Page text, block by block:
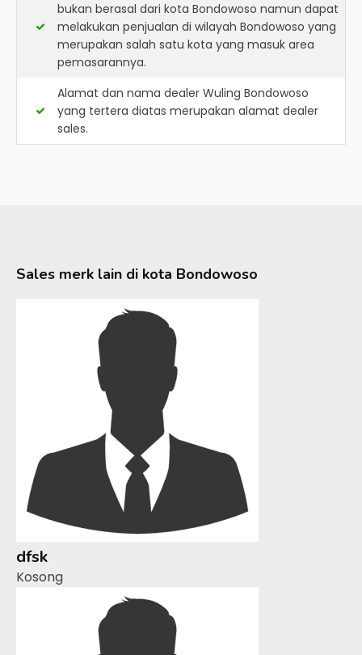
bukan berasal dari kota Bondowoso namun dapat
melakukan penjualan di wilayah Bondowoso yang
merupakan salah satu kota yang masuk area
pemasarannya.
Alamat dan nama dealer Wuling Bondowoso
yang tertera diatas merupakan alamat dealer
sales.
Sales merk lain di kota Bondowoso
dfsk
Kosong